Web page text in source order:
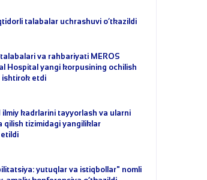
talabalar uchrashuvi o‘tkazildi
va rahbariyati MEROS
Hospital yangi korpusining ochilish
ishtirok etdi
ilmiy kadrlarini tayyorlash va ularni
qilish tizimidagi yangiliklar
yutuqlar va istiqbollar" nomli